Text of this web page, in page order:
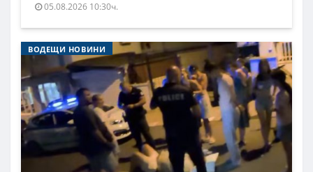
05.08.2026 10:30ч.
ВОДЕЩИ НОВИНИ